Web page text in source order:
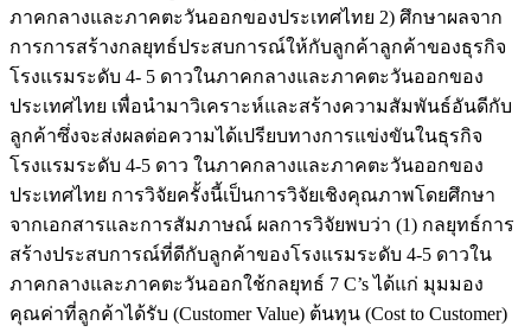
ภาคกลางและภาคตะวันออกของประเทศไทย 2) ศึกษาผลจาก
การการสร้างกลยุทธ์ประสบการณ์ให้กับลูกค้าลูกค้าของธุรกิจ
โรงแรมระดับ 4- 5 ดาวในภาคกลางและภาคตะวันออกของ
ประเทศไทย เพื่อนำมาวิเคราะห์และสร้างความสัมพันธ์อันดีกับ
ลูกค้าซึ่งจะส่งผลต่อความได้เปรียบทางการแข่งขันในธุรกิจ
โรงแรมระดับ 4-5 ดาว ในภาคกลางและภาคตะวันออกของ
ประเทศไทย การวิจัยครั้งนี้เป็นการวิจัยเชิงคุณภาพโดยศึกษา
จากเอกสารและการสัมภาษณ์ ผลการวิจัยพบว่า (1) กลยุทธ์การ
สร้างประสบการณ์ที่ดีกับลูกค้าของโรงแรมระดับ 4-5 ดาวใน
ภาคกลางและภาคตะวันออกใช้กลยุทธ์ 7 C’s ได้แก่ มุมมอง
คุณค่าที่ลูกค้าได้รับ (Customer Value) ต้นทุน (Cost to Customer)